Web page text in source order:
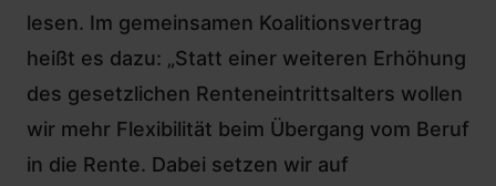
lesen. Im gemeinsamen Koalitionsvertrag
heißt es dazu: „Statt einer weiteren Erhöhung
des gesetzlichen Renteneintrittsalters wollen
wir mehr Flexibilität beim Übergang vom Beruf
in die Rente. Dabei setzen wir auf